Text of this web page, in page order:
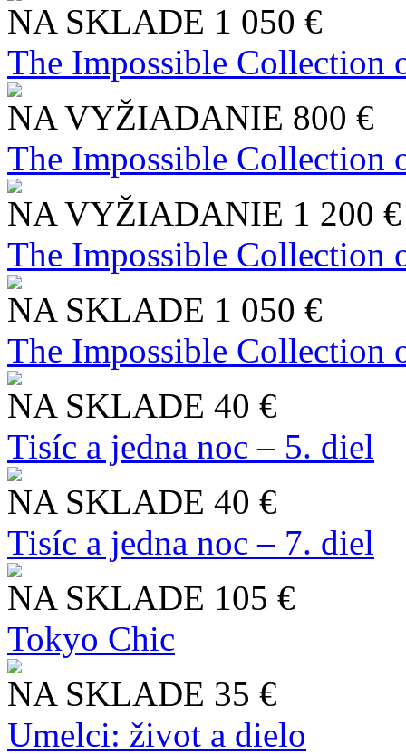
NA SKLADE 1 050 €
The Impossible Collection
NA VYŽIADANIE 800 €
The Impossible Collection
NA VYŽIADANIE 1 200 €
The Impossible Collection
NA SKLADE 1 050 €
The Impossible Collection
NA SKLADE 40 €
Tisíc a jedna noc – 5. diel
NA SKLADE 40 €
Tisíc a jedna noc – 7. diel
NA SKLADE 105 €
Tokyo Chic
NA SKLADE 35 €
Umelci: život a dielo